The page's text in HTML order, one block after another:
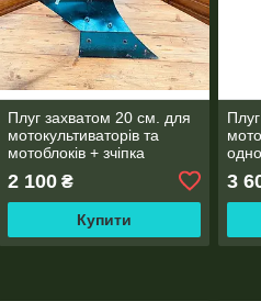
Плуг захватом 20 см. для
мотокультиваторів та
мотоблоків + зчіпка
2 100₴
Купити
3